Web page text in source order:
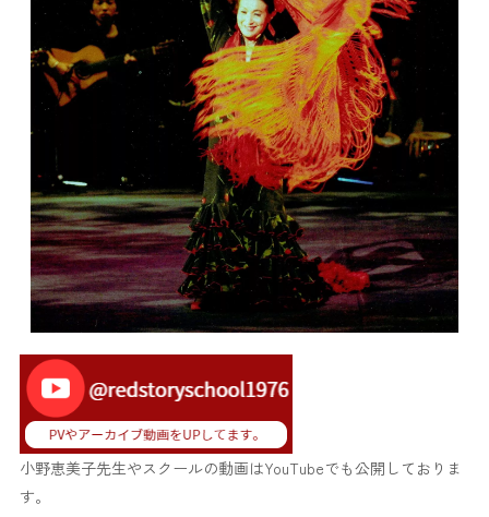
小野恵美子先生やスクールの動画はYouTubeでも公開しておりま
す。